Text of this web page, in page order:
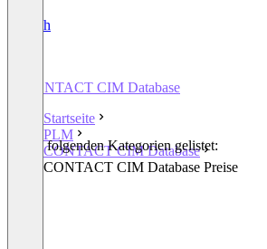
English
CONTACT CIM Database
Startseite
PLM
CONTACT CIM Database
CONTACT CIM Database Preise
In den folgenden Kategorien gelistet: